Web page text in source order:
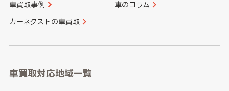
車買取事例 車のコラム
カーネクストの車買取
車買取対応地域一覧